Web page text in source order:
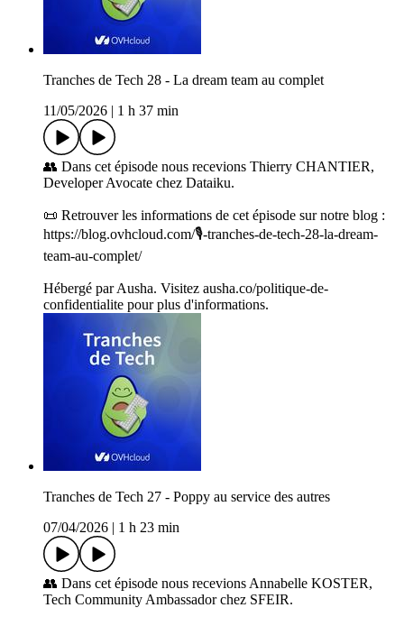
Tranches de Tech 28 - La dream team au complet
11/05/2026
1 h 37 min
👥 Dans cet épisode nous recevions Thierry CHANTIER,
Developer Avocate chez Dataiku.
📜 Retrouver les informations de cet épisode sur notre blog :
https://blog.ovhcloud.com/🎙️-tranches-de-tech-28-la-dream-
team-au-complet/
Hébergé par Ausha. Visitez ausha.co/politique-de-
confidentialite pour plus d'informations.
Tranches de Tech 27 - Poppy au service des autres
07/04/2026
1 h 23 min
👥 Dans cet épisode nous recevions Annabelle KOSTER,
Tech Community Ambassador chez SFEIR.